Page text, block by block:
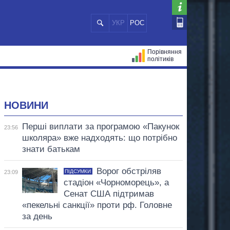
УКР РОС
Порівняння
політиків
НОВИНИ
23:56
Перші виплати за програмою «Пакунок
школяра» вже надходять: що потрібно
знати батькам
23:09 ПІДСУМКИ
Ворог обстріляв
стадіон «Чорноморець», а
Сенат США підтримав
«пекельні санкції» проти рф. Головне
за день